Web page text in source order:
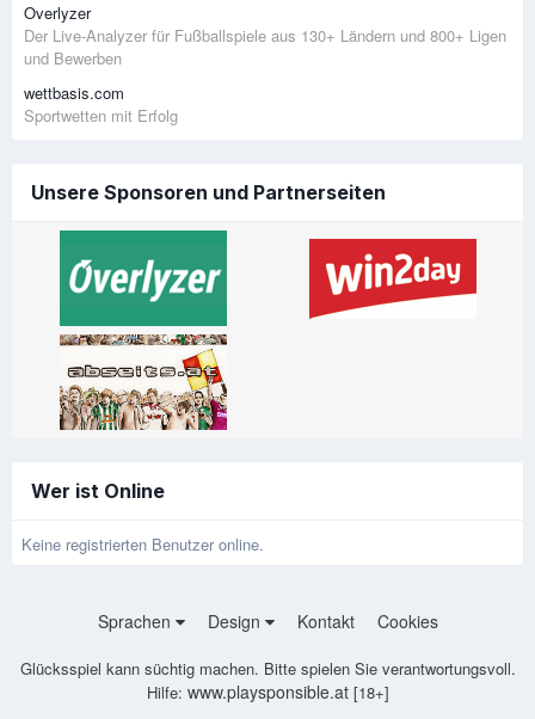
Overlyzer
Der Live-Analyzer für Fußballspiele aus 130+ Ländern und 800+ Ligen
und Bewerben
wettbasis.com
Sportwetten mit Erfolg
Unsere Sponsoren und Partnerseiten
Wer ist Online
Keine registrierten Benutzer online.
Sprachen Design Kontakt Cookies
Glücksspiel kann süchtig machen. Bitte spielen Sie verantwortungsvoll.
Hilfe: www.playsponsible.at[18+]